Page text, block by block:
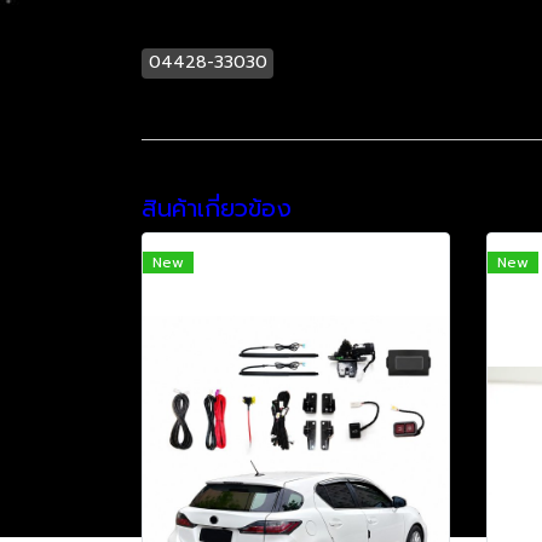
04428-33030
สินค้าเกี่ยวข้อง
New New